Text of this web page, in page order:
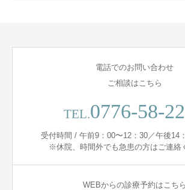
電話でのお問い合わせ
ご相談はこちら
TEL.0776-58-
受付時間 / 午前9：00〜12：30／午後14
※休院、時間外でも急患の方はご連絡
WEBからの診療予約はこちら